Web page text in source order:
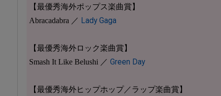
【最優秀海外ポップス楽曲賞】
Abracadabra ／ Lady Gaga
【最優秀海外ロック楽曲賞】
Smash It Like Belushi ／ Green Day
【最優秀海外ヒップホップ／ラップ楽曲賞】